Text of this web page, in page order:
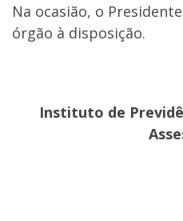
Na ocasião, o
órgão à disposição.
Instituto de